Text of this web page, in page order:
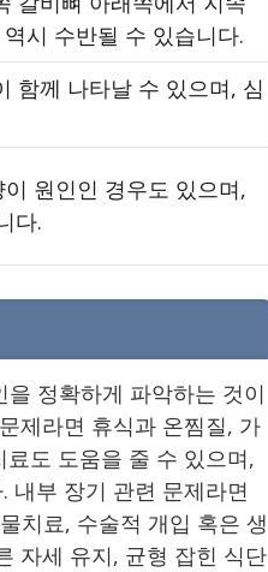
시 수반될 수 있습니다.
함께 나타날 수 있으며, 심
원인인 경우도 있으며,
다.
정확하게 파악하는 것이
제라면 휴식과 온찜질, 가
도 도움을 줄 수 있으며,
내부 장기 관련 문제라면
치료, 수술적 개입 혹은 생
자세 유지, 균형 잡힌 식단